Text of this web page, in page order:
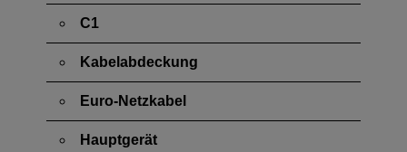
C1
Kabelabdeckung
Euro-Netzkabel
Hauptgerät